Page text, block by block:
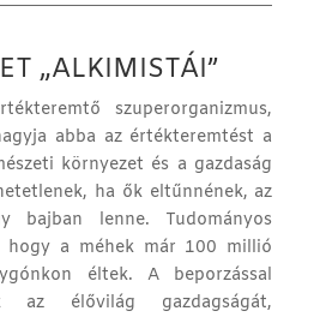
„ALKIMISTÁI”
szuperorganizmus,
abba az értékteremtést a
környezet és a gazdaság
ha ők eltűnnének, az
bajban lenne. Tudományos
hogy a méhek már 100 millió
éltek. A beporzással
az élővilág gazdagságát,